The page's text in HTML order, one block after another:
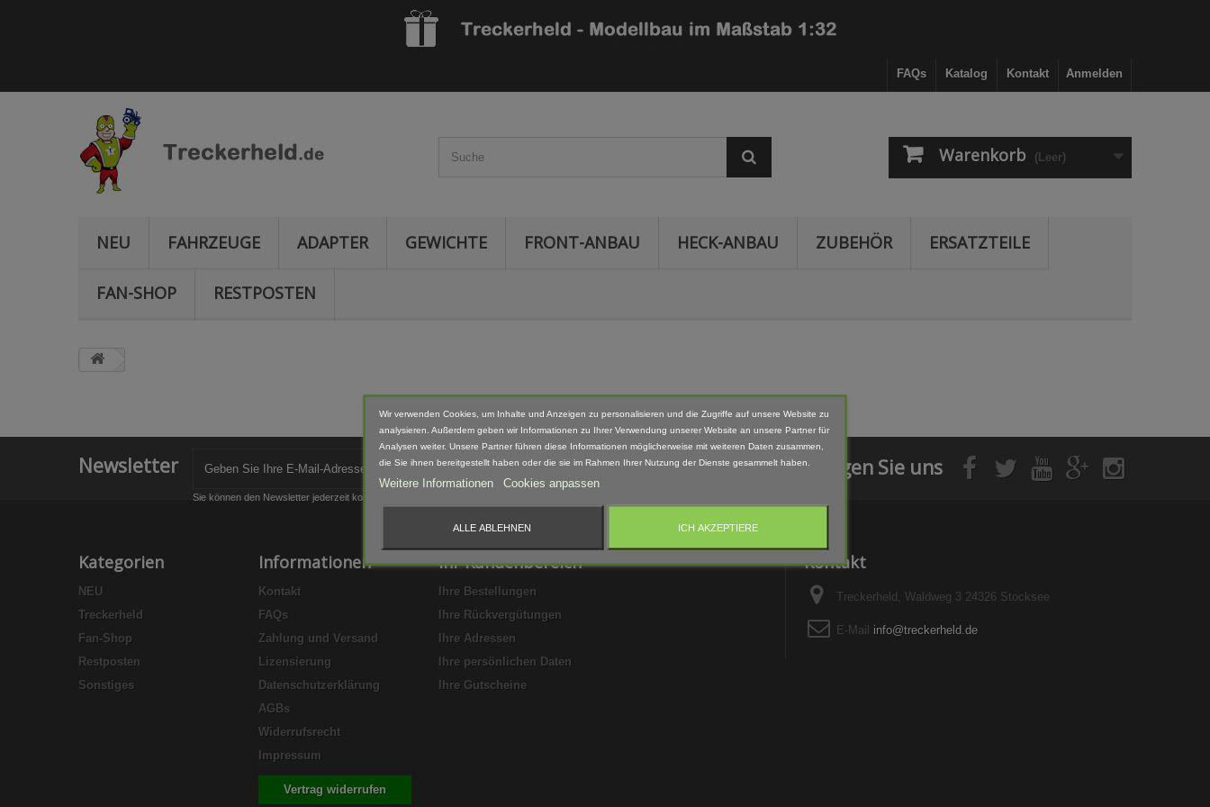
Anmelden
Kontakt
Katalog
FAQs
Warenkorb (Leer)
NEU FAHRZEUGE ADAPTER GEWICHTE FRONT-ANBAU HECK-ANBAU ZUBEHÖR ERSATZTEILE
FAN-SHOP RESTPOSTEN
Newsletter
Sie können den Newsletter jederzeit kostenlos abbestellen.
Folgen Sie uns
Kategorien
NEU
Treckerheld
Fan-Shop
Restposten
Sonstiges
Informationen
Kontakt
FAQs
Zahlung und Versand
Lizensierung
Datenschutzerklärung
AGBs
Widerrufsrecht
Impressum
Vertrag widerrufen
Ihr Kundenbereich
Ihre Bestellungen
Ihre Rückvergütungen
Ihre Adressen
Ihre persönlichen Daten
Ihre Gutscheine
Kontakt
Treckerheld, Waldweg 3 24326 Stocksee
E-Mail info@treckerheld.de
Wir verwenden Cookies, um Inhalte und Anzeigen zu personalisieren und die Zugriffe auf unsere Website zu
analysieren. Außerdem geben wir Informationen zu Ihrer Verwendung unserer Website an unsere Partner für
Analysen weiter. Unsere Partner führen diese Informationen möglicherweise mit weiteren Daten zusammen,
die Sie ihnen bereitgestellt haben oder die sie im Rahmen Ihrer Nutzung der Dienste gesammelt haben.
Weitere Informationen Cookies anpassen
ALLE ABLEHNEN ICH AKZEPTIERE